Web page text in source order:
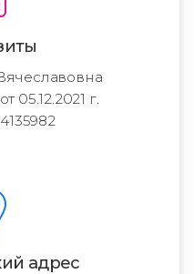
05.12.2021 г.
адрес